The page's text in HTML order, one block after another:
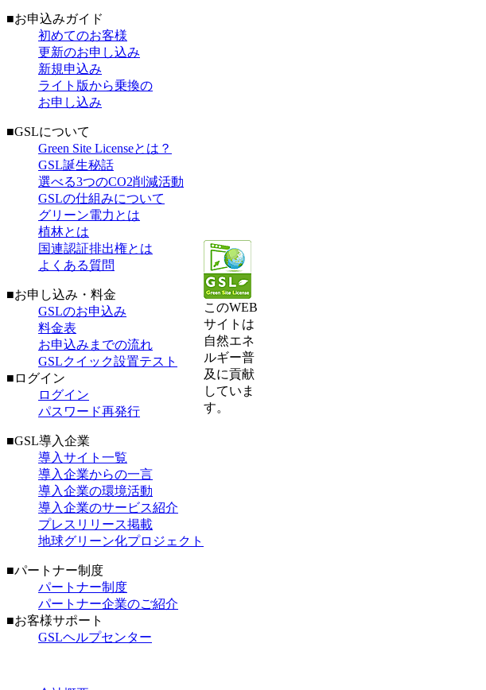
■お申込みガイド
初めてのお客様
更新のお申し込み
新規申込み
ライト版から乗換の
お申し込み
■GSLについて
Green Site Licenseとは？
GSL誕生秘話
選べる3つのCO2削減活動
GSLの仕組みについて
グリーン電力とは
植林とは
国連認証排出権とは
よくある質問
■お申し込み・料金
GSLのお申込み
料金表
お申込みまでの流れ
GSLクイック設置テスト
■ログイン
ログイン
パスワード再発行
■GSL導入企業
導入サイト一覧
導入企業からの一言
導入企業の環境活動
導入企業のサービス紹介
プレスリリース掲載
地球グリーン化プロジェクト
■パートナー制度
パートナー制度
パートナー企業のご紹介
■お客様サポート
GSLヘルプセンター
このWEB
サイトは
自然エネ
ルギー普
及に貢献
していま
す。